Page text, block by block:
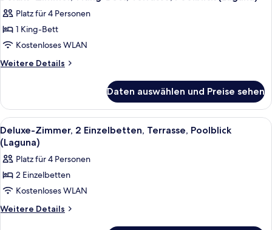
Fotos
für
Deluxe-
Zimmer,
1 King-
Poolblick
(Laguna)
anzeigen
Platz für 4 Personen
1 King-Bett
Kostenloses WLAN
Weitere Details
Weitere
Zimmer,
1 King-
Bett,
Terrasse,
Poolblick
(Laguna)
Daten auswählen und Preise sehen
Alle
Fotos
für
Deluxe-
Zimmer,
2 Einzelbetten,
Terrasse,
Ein modernes Hotelzimmer mit
5
Deluxe-Zimmer, 2 Einzelbetten, Terrasse, Poolblick
(Laguna)
Platz für 4 Personen
2 Einzelbetten
Kostenloses WLAN
Weitere Details
Weitere